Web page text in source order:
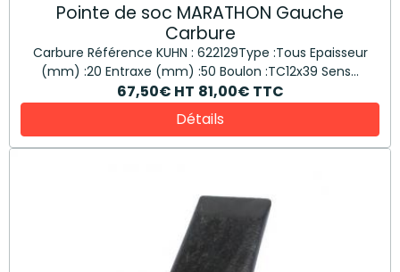
Pointe de soc MARATHON Gauche
Carbure
Carbure Référence KUHN : 622129Type :Tous Epaisseur
(mm) :20 Entraxe (mm) :50 Boulon :TC12x39 Sens...
67,50€ HT 81,00€ TTC
Détails